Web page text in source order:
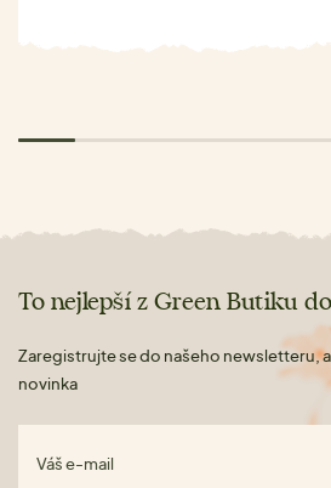
To nejlepší z Green Butiku
Zaregistrujte se do našeho newsletteru,
novinka
Váš e-mail